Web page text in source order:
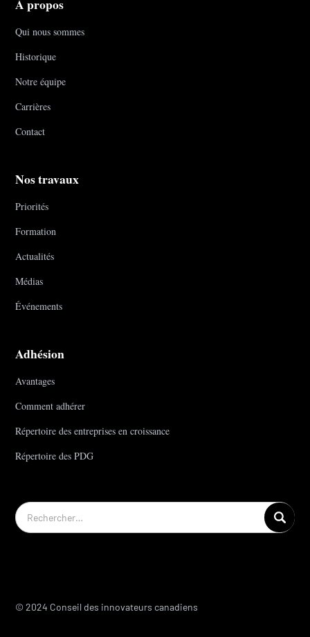
À propos
Qui nous sommes
Historique
Notre équipe
Carrières
Contact
Nos travaux
Priorités
Formation
Actualités
Médias
Événements
Adhésion
Avantages
Comment adhérer
Répertoire des entreprises en croissance
Répertoire des PDG
© 2024 Conseil des innovateurs canadiens